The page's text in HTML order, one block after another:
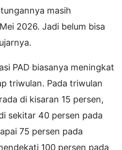
masih
2026. Jadi belum bisa
PAD biasanya meningkat
triwulan. Pada triwulan
di kisaran 15 persen,
sekitar 40 persen pada
75 persen pada
100 persen pada